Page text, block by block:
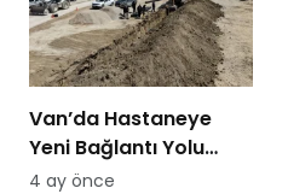
Van’da Hastaneye
Yeni Bağlantı Yolu
Yapılıyor
4 ay önce